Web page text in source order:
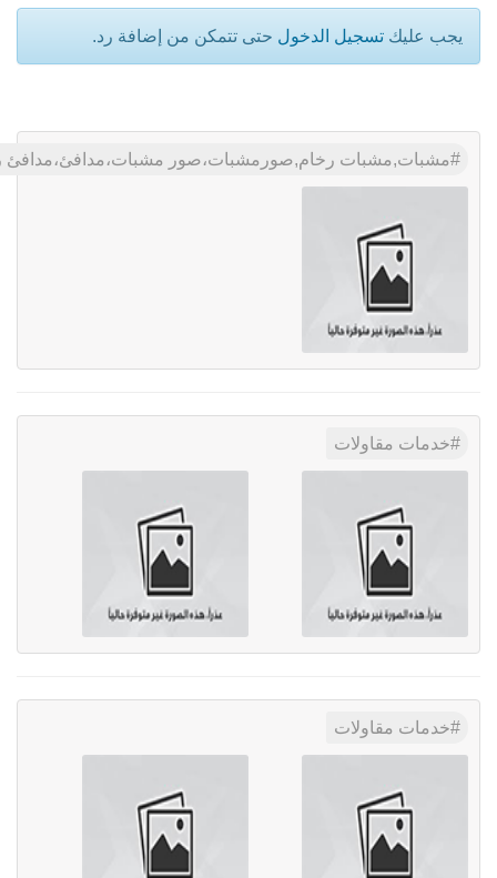
يجب عليك تسجيل الدخول حتى تتمكن من إضافة رد.
مشبات,مشبات رخام,صورمشبات،صور مشبات،مدافئ،مدافئ
خدمات مقاولات
خدمات مقاولات